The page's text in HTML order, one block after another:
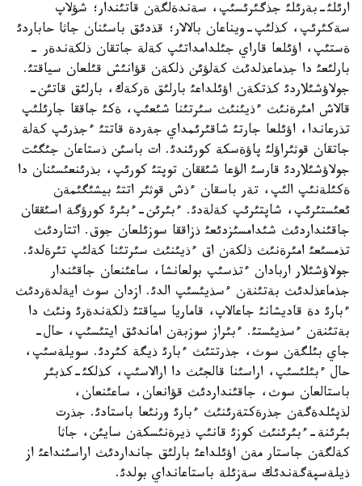
ارئلئ-بةرئلئ جذگئرئسئپ، سةندةلگةن قاتئندار؛ شؤلاپ
سةكئرئپ، كذلئپ-ويناعان بالالار؛ قذدئق باسئنان جاثا حاباردئ
ةستئپ، اؤئلعا قاراي جئلدامداتئپ كةلة جاتقان ذلكةندةر -
بارلئعئ دا جذماعذلدئث كةلؤئن ذلكةن قؤانئش قئلعان سياقتئ.
جولاؤشئلاردئ كذتكةن اؤئلداعئ بارلئق ةركةك، بارلئق قاتئن-
قالاش امئرةنئث ءذيئنئث سئرتئنا شئعئپ، ةكئ جاققا جارئلئپ
تذرعاندا، اؤئلعا جارتئ شاقئرئمداي جةردة قاتتئ ءجذرئپ كةلة
جاتقان قوثئراؤلئ پاؤةسكة كورئندئ. ات باسئن ذستاعان جئگئت
جولاؤشئلاردئ قارسئ الؤعا شئققان توپتئ كورئپ، بذرئنعئسئنان دا
ةكئلةنئپ الئپ، تةر باسقان ءذش قوثئر اتتئ بيشئگئمةن
ئعئستئرئپ، شاپتئرئپ كةلةدئ. ءبئرئن-ءبئرئ كورؤگة اسئققان
جاقئنداردئث شئدامسئزدئعئ ذزاققا سوزئلعان جوق. اتتاردئث
تذمسئعئ امئرةنئث ذلكةن اق ءذيئنئث سئرتئنا كةلئپ تئرةلدئ.
جولاؤشئلار اربادان ءتذسئپ بولعانشا، ساعئنعان جاقئندار
جذماعذلدئث بةتئنةن ءسذيئسئپ الدئ. ازدان سوث ايةلدةردئث
ءبارئ دة قاديشانئ جاعالاپ، قاماريا سياقتئ ذلكةندةرئ ونئث دا
بةتئنةن ءسذيئستئ. ءبئراز سوزبةن اماندئق ايتئسئپ، حال-
جاي بئلگةن سوث، جذرتتئث ءبارئ ذيگة كئردئ. سويلةسئپ،
حال ءبئلئسئپ، اراسئنا قالجئث دا ارالاسئپ، كذلكئ-كذبئر
باستالعان سوث، جاقئنداردئث قؤانعان، ساعئنعان،
لذپئلدةگةن جذرةكتةرئنئث ءبارئ ورنئعا باستادئ. جذرت
بئرئنة-ءبئرئنئث كوزئ قانئپ ذيرةنئسكةن سايئن، جاثا
كةلگةن جاستار مةن اؤئلداعئ بارلئق جانداردئث اراسئنداعئ از
ذيلةسپةگةندئك سةزئلة باستاعانداي بولدئ.